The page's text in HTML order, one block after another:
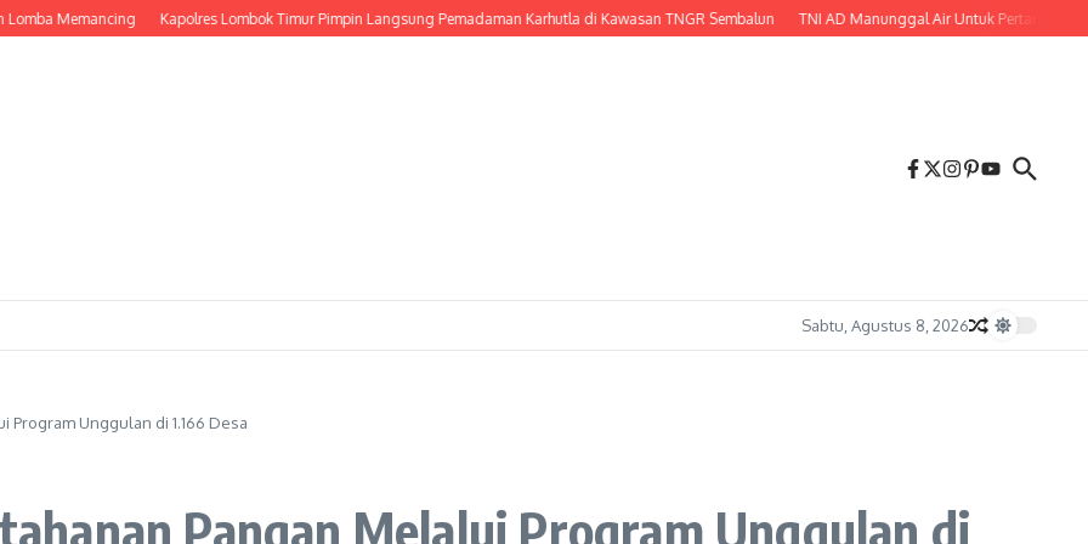
Memancing Kapolres Lombok Timur Pimpin Langsung Pemadaman Karhutla di Kawasan TNGR Sembalun TNI AD Manunggal Air Untuk Pertanian,
Sabtu, Agustus 8, 2026
Program Unggulan di 1.166 Desa
Pangan Melalui Program Unggulan di